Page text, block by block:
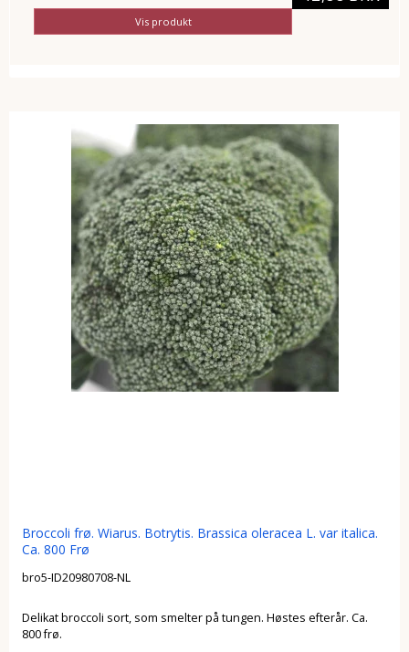
Vis produkt
Broccoli frø. Wiarus. Botrytis. Brassica oleracea L. var italica.
Ca. 800 Frø
bro5-ID20980708-NL
Delikat broccoli sort, som smelter på tungen. Høstes efterår. Ca.
800 frø.